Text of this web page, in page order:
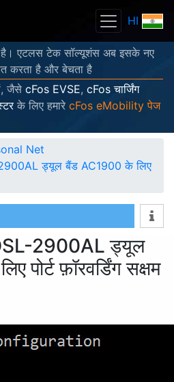
HI
है। एटलस टेक सॉल्यूशंस अब इसके नए
करता है और बेचता है
जैसे cFos EVSE, cFos चार्जिंग
के लिए हमारे cFos eMobility पेज
Net
ड्यूल बैंड AC1900 के लिए
2900AL ड्यूल
पोर्ट फ़ॉरवर्डिंग सक्षम